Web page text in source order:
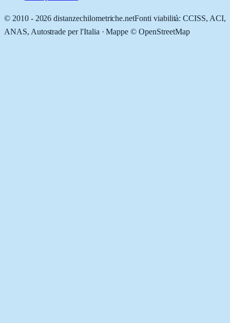
© 2010 - 2026 distanzechilometriche.netFonti viabilità: CCISS, ACI,
ANAS, Autostrade per l'Italia · Mappe © OpenStreetMap